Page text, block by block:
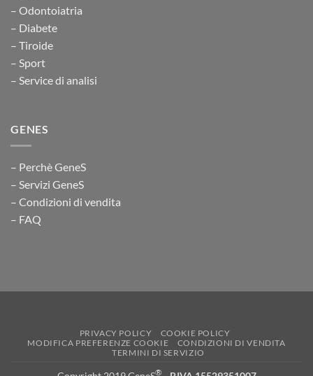
– Odontoiatria
– Diabete
– Tiroide
– Sport
– Service di analisi
GENES
– Perchè GeneS
– Servizi GeneS
– Condizioni di vendita
– FAQ
PRIVACY POLICY
COOKIE POLICY
MODIFICA PREFERENZE COOKIE
CONDIZIONI DI VENDITA
TERMINI DI SERVIZIO
®